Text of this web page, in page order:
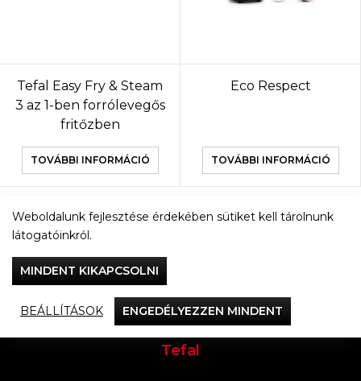
Tefal Easy Fry & Steam
3 az 1-ben forrólevegős
fritőzben
TOVÁBBI INFORMÁCIÓ
Eco Respect
TOVÁBBI INFORMÁCIÓ
TOVÁBBI TERMÉKEK
Vacsorázzunk együtt
Tefal
Weboldalunk fejlesztése érdekében sütiket kell tárolnunk
látogatóinkról.
MINDENT KIKAPCSOLNI
BEÁLLÍTÁSOK ENGEDÉLYEZZEN MINDENT